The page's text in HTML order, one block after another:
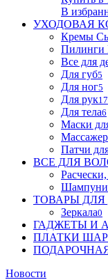
В
УХОДОВАЯ
Кремы
Пилинги
Все для
Для губ5
Для ног5
Для рук17
Для тела6
Маски
Патчи
ВСЕ ДЛЯ
Шампуни
ТОВАРЫ
Зеркала0
ГАДЖЕТЫ И
ПЛАТКИ
Новости